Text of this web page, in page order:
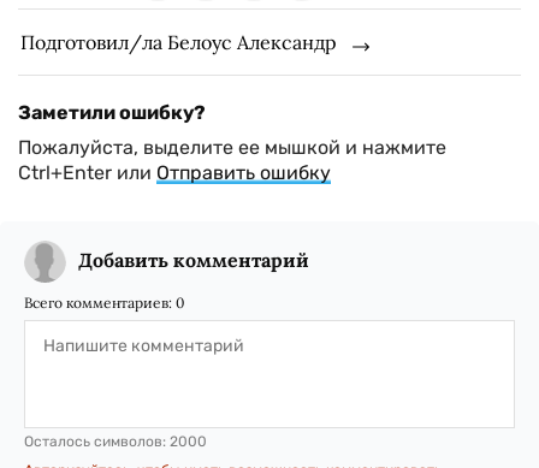
Подготовил/ла Белоус Александр
Заметили ошибку?
Пожалуйста, выделите ее мышкой и нажмите
Ctrl+Enter или Отправить ошибку
Добавить комментарий
Всего комментариев: 0
Осталось символов: 2000